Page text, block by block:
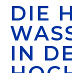
DIE
IN